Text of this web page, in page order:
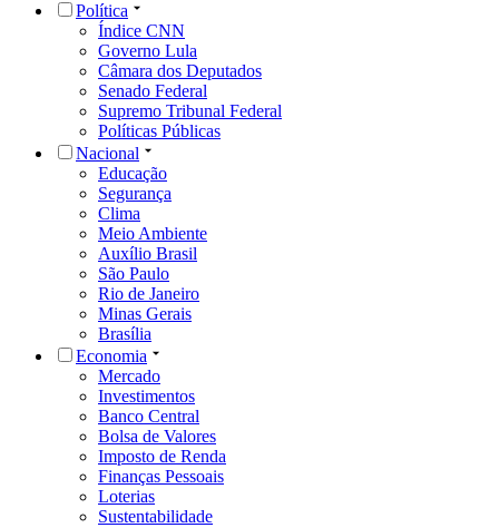
Política
Índice CNN
Governo Lula
Câmara dos Deputados
Senado Federal
Supremo Tribunal Federal
Políticas Públicas
Nacional
Educação
Segurança
Clima
Meio Ambiente
Auxílio Brasil
São Paulo
Rio de Janeiro
Minas Gerais
Brasília
Economia
Mercado
Investimentos
Banco Central
Bolsa de Valores
Imposto de Renda
Finanças Pessoais
Loterias
Sustentabilidade